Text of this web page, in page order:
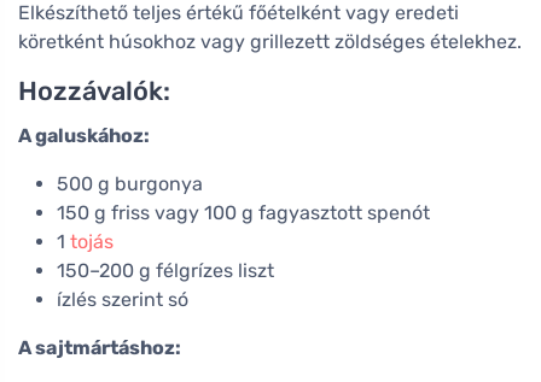
Elkészíthető teljes értékű főételként vagy eredeti
köretként húsokhoz vagy grillezett zöldséges ételekhez.
Hozzávalók:
A galuskához:
500 g burgonya
150 g friss vagy 100 g fagyasztott spenót
1 tojás
150–200 g félgrízes liszt
ízlés szerint só
A sajtmártáshoz: